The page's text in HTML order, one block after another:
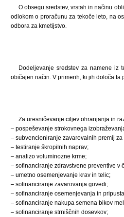
O obsegu sredstev, vrstah in načinu
odlokom o proračunu za tekoče leto, na
odbora za kmetijstvo.
Dodeljevanje sredstev za namene iz
običajen način. V primerih, ki jih določa ta
Za uresničevanje ciljev ohranjanja in
– pospeševanje strokovnega
– subvencioniranje zavarovalnih premij
– testiranje škropilnih naprav;
– analizo voluminozne krme;
– sofinanciranje zdravstvene preventive v
– umetno osemenjevanje krav in telic;
– sofinanciranje zavarovanja govedi;
– sofinanciranje osemenjevanja in
– sofinanciranje nakupa semena bikov
– sofinanciranje strniščnih dosevkov;